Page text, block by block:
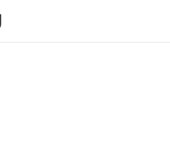
Wirkung auf die
vom 15.10.2024):